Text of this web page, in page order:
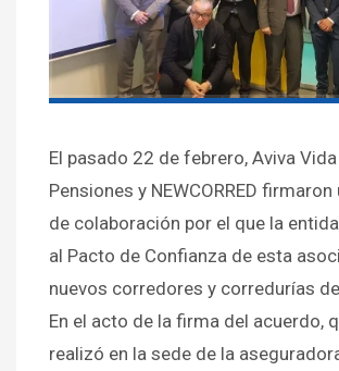
El pasado 22 de febrero, Aviva
Pensiones y NEWCORRED
de colaboración por el que la
al Pacto de Confianza de esta
nuevos corredores y corredurías
En el acto de la firma del acuerdo,
realizó en la sede de la